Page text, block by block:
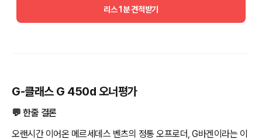
리스 1분 견적받기
G-클래스 G 450d 오너평가
💬 한줄 결론
오랜시간 이어온 메르세데스 벤츠의 정통 오프로더, G바겐이라는 이